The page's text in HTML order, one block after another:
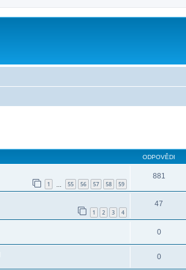
ODPOVĚDI
1 55 56 57 58 59
881
1 2 3 4
47
0
0